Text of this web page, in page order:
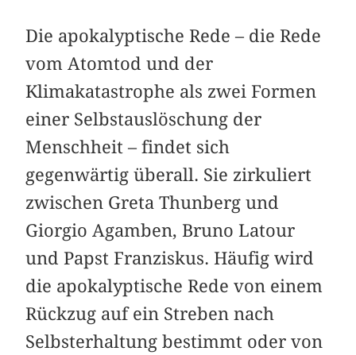
Die apokalyptische Rede – die Rede
vom Atomtod und der
Klimakatastrophe als zwei Formen
einer Selbstauslöschung der
Menschheit – findet sich
gegenwärtig überall. Sie zirkuliert
zwischen Greta Thunberg und
Giorgio Agamben, Bruno Latour
und Papst Franziskus. Häufig wird
die apokalyptische Rede von einem
Rückzug auf ein Streben nach
Selbsterhaltung bestimmt oder von